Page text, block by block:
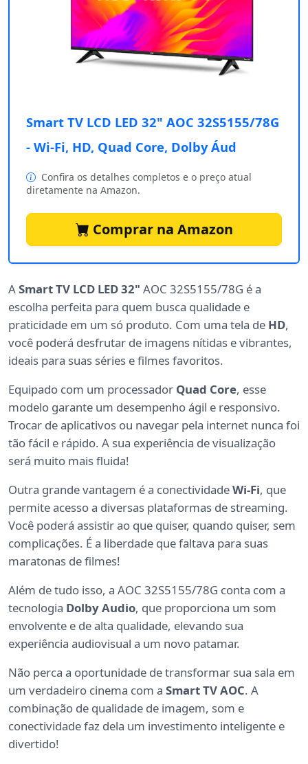
Smart TV LCD LED 32" AOC 32S5155/78G
- Wi-Fi, HD, Quad Core, Dolby Áud
Confira os detalhes completos e o preço atual
diretamente na Amazon.
Comprar na Amazon
ASmart TV LCD LED 32" AOC 32S5155/78G é a
escolha perfeita para quem busca qualidade e
praticidade em um só produto. Com uma tela de HD,
você poderá desfrutar de imagens nítidas e vibrantes,
ideais para suas séries e filmes favoritos.
Equipado com um processador Quad Core, esse
modelo garante um desempenho ágil e responsivo.
Trocar de aplicativos ou navegar pela internet nunca foi
tão fácil e rápido. A sua experiência de visualização
será muito mais fluida!
Outra grande vantagem é a conectividadeWi-Fi, que
permite acesso a diversas plataformas de streaming.
Você poderá assistir ao que quiser, quando quiser, sem
complicações. É a liberdade que faltava para suas
maratonas de filmes!
Além de tudo isso, a AOC 32S5155/78G conta com a
tecnologia Dolby Audio, que proporciona um som
envolvente e de alta qualidade, elevando sua
experiência audiovisual a um novo patamar.
Não perca a oportunidade de transformar sua sala em
um verdadeiro cinema com a Smart TV AOC. A
combinação de qualidade de imagem, som e
conectividade faz dela um investimento inteligente e
divertido!